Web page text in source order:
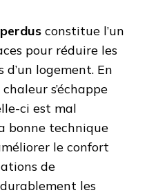
constitue l’un
pour réduire les
logement. En
s’échappe
ci est mal
bonne technique
le confort
de
les